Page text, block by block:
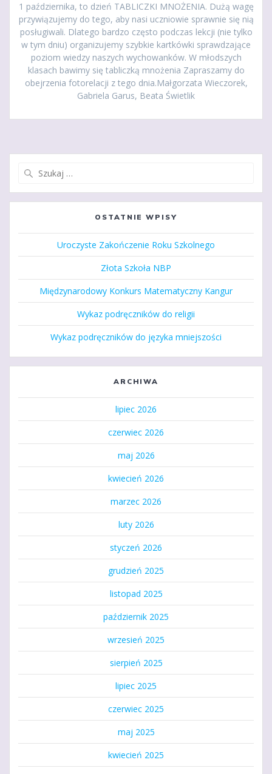
1 października, to dzień TABLICZKI MNOŻENIA. Dużą wagę
przywiązujemy do tego, aby nasi uczniowie sprawnie się nią
posługiwali. Dlatego bardzo często podczas lekcji (nie tylko
w tym dniu) organizujemy szybkie kartkówki sprawdzające
poziom wiedzy naszych wychowanków. W młodszych
klasach bawimy się tabliczką mnożenia Zapraszamy do
obejrzenia fotorelacji z tego dnia.Małgorzata Wieczorek,
Gabriela Garus, Beata Świetlik
OSTATNIE WPISY
Uroczyste Zakończenie Roku Szkolnego
Złota Szkoła NBP
Międzynarodowy Konkurs Matematyczny Kangur
Wykaz podręczników do religii
Wykaz podręczników do języka mniejszości
ARCHIWA
lipiec 2026
czerwiec 2026
maj 2026
kwiecień 2026
marzec 2026
luty 2026
styczeń 2026
grudzień 2025
listopad 2025
październik 2025
wrzesień 2025
sierpień 2025
lipiec 2025
czerwiec 2025
maj 2025
kwiecień 2025